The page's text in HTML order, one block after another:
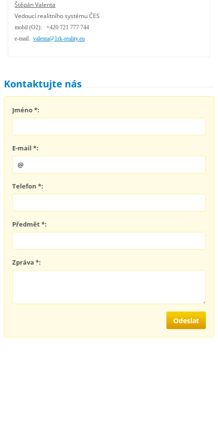
Štěpán Valenta
Vedoucí realitního systému ČES
mobil (O2): +420 721 777 744
e-mail:valenta@1rk-reality.eu
Kontaktujte nás
Jméno *:
E-mail *:
Telefon *:
Předmět *:
Zpráva *: